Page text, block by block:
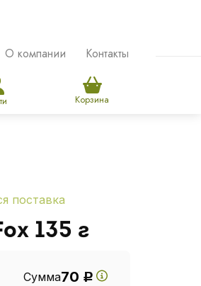
О компании Контакты
Корзина
поставка
135 г
Сумма70 Р